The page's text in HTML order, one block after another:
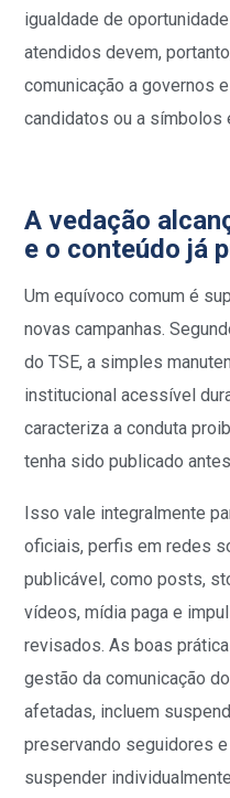
igualdade de
atendidos devem,
comunicação a governos
candidatos ou a
A vedação
e o conteúdo já
Um equívoco comum é
novas campanhas.
do TSE, a simples
institucional acessível
caracteriza a conduta
tenha sido publicado
Isso vale integralmente
oficiais, perfis em redes
publicável, como posts,
vídeos, mídia paga e
revisados. As boas
gestão da comunicação
afetadas, incluem
preservando seguidores
suspender